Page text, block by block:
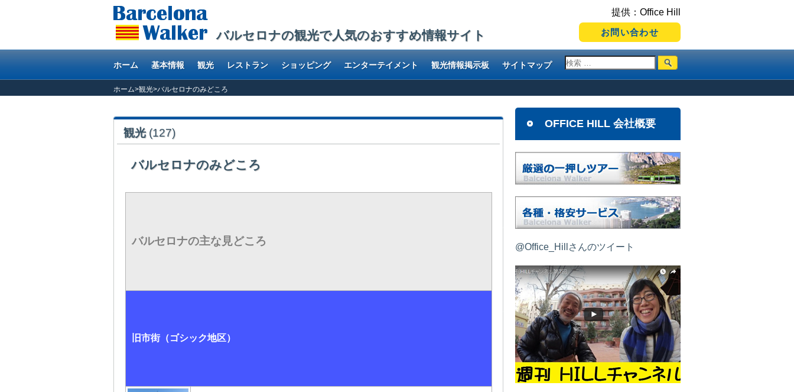
バルセロナの観光で人気のおすすめ情報サイト
提供：Office Hill
お問い合わせ
ホーム 基本情報 観光 レストラン ショッピング エンターテイメント 観光情報掲示板 サイトマップ
ホーム>観光>バルセロナのみどころ
観光 (127)
バルセロナのみどころ
バルセロナの主な見どころ
旧市街（ゴシック地区）
OFFICE HILL 会社概要
@Office_Hillさんのツイート